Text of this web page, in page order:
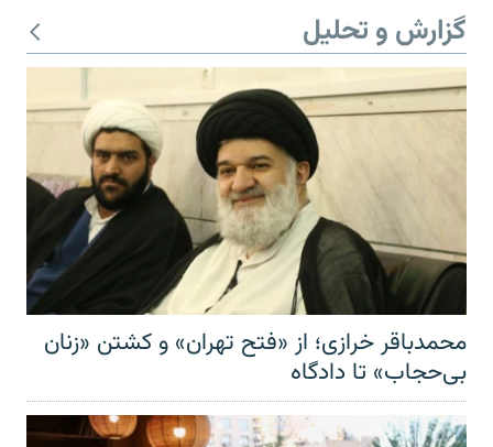
گزارش و تحلیل
محمدباقر خرازی؛ از «فتح تهران» و کشتن «زنان
بی‌حجاب» تا دادگاه